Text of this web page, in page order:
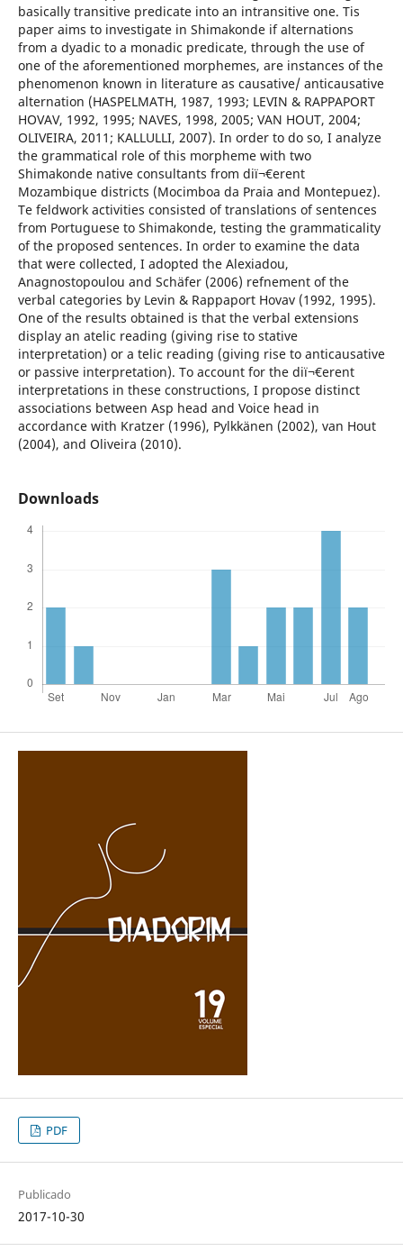
basically transitive predicate into an intransitive one. Tis
paper aims to investigate in Shimakonde if alternations
from a dyadic to a monadic predicate, through the use of
one of the aforementioned morphemes, are instances of the
phenomenon known in literature as causative/ anticausative
alternation (HASPELMATH, 1987, 1993; LEVIN & RAPPAPORT
HOVAV, 1992, 1995; NAVES, 1998, 2005; VAN HOUT, 2004;
OLIVEIRA, 2011; KALLULLI, 2007). In order to do so, I analyze
the grammatical role of this morpheme with two
Shimakonde native consultants from diï¬€erent
Mozambique districts (Mocimboa da Praia and Montepuez).
Te feldwork activities consisted of translations of sentences
from Portuguese to Shimakonde, testing the grammaticality
of the proposed sentences. In order to examine the data
that were collected, I adopted the Alexiadou,
Anagnostopoulou and Schäfer (2006) refnement of the
verbal categories by Levin & Rappaport Hovav (1992, 1995).
One of the results obtained is that the verbal extensions
display an atelic reading (giving rise to stative
interpretation) or a telic reading (giving rise to anticausative
or passive interpretation). To account for the diï¬€erent
interpretations in these constructions, I propose distinct
associations between Asp head and Voice head in
accordance with Kratzer (1996), Pylkkänen (2002), van Hout
(2004), and Oliveira (2010).
Downloads
PDF
Publicado
2017-10-30